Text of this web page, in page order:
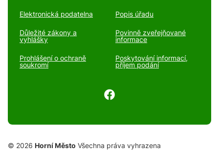
Elektronická podatelna Popis úřadu
Důležité zákony a
vyhlášky
Povinně zveřejňované
informace
Prohlášení o ochraně
soukromí
Poskytování informací,
příjem podání
© 2026 Horní Město Všechna práva vyhrazena